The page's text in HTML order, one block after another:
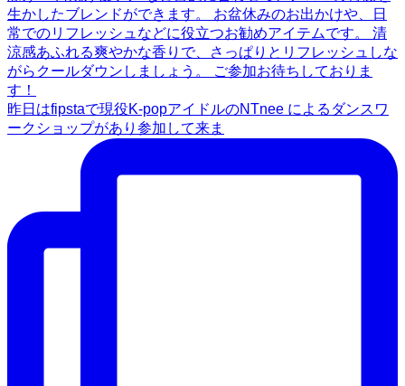
昨日はfipstaで現役K-popアイドルのNTnee によるダンスワ
ークショップがあり参加して来ま